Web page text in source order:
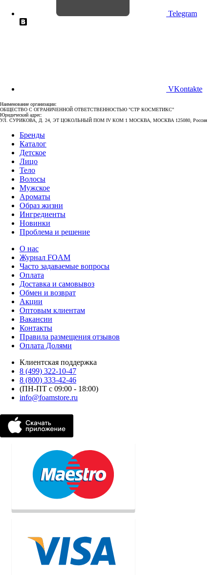
Telegram
VKontakte
Наименование организации:
ОБЩЕСТВО С ОГРАНИЧЕННОЙ ОТВЕТСТВЕННОСТЬЮ "СТР КОСМЕТИКС"
Юридический адрес:
УЛ. СУРИКОВА, Д. 24, ЭТ ЦОКОЛЬНЫЙ ПОМ IV КОМ 1 МОСКВА, МОСКВА 125080, Россия
Бренды
Каталог
Детское
Лицо
Тело
Волосы
Мужское
Ароматы
Образ жизни
Ингредиенты
Новинки
Проблема и решение
О нас
Журнал FOAM
Часто задаваемые вопросы
Оплата
Доставка и самовывоз
Обмен и возврат
Акции
Оптовым клиентам
Вакансии
Контакты
Правила размещения отзывов
Оплата Долями
Клиентская поддержка
8 (499) 322-10-47
8 (800) 333-42-46
(ПН-ПТ с 09:00 - 18:00)
info@foamstore.ru